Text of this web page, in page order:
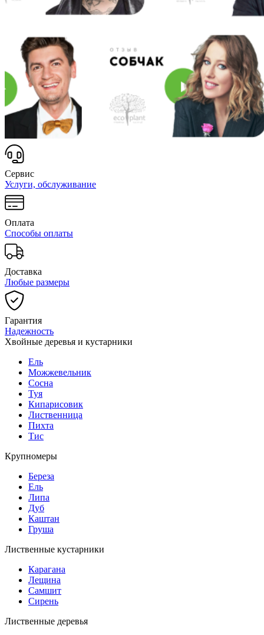
Сервис
Услуги, обслуживание
Оплата
Способы оплаты
Доставка
Любые размеры
Гарантия
Надежность
Хвойные деревья и кустарники
Ель
Можжевельник
Сосна
Туя
Кипарисовик
Лиственница
Пихта
Тис
Крупномеры
Береза
Ель
Липа
Дуб
Каштан
Груша
Лиственные кустарники
Карагана
Лещина
Самшит
Сирень
Лиственные деревья